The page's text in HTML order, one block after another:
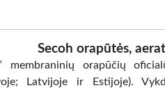
Secoh orapūtės,
membraninių orapūčių
Latvijoje ir Estijoje).